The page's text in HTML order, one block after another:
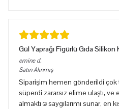
Gül Yaprağı Figürlü Gıda Silikon
emine d.
Satın Alınmış
Siparişim hemen gönderildi
süperdi zararsız elime ulaştı,
almaktı☺️saygılarımı sunar, en